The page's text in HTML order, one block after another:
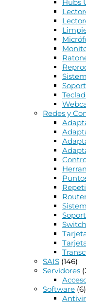
Hubs
Redes y
SAIS (146)
Servidores
Software (6)